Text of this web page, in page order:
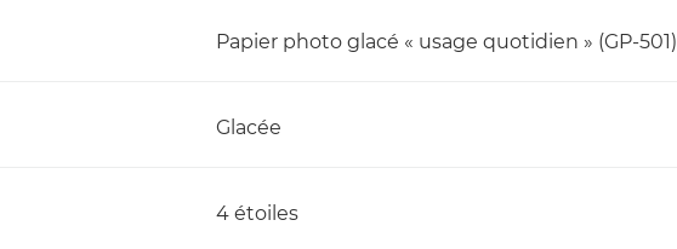
Papier photo glacé « usage quotidien » (GP-501)
Glacée
4 étoiles